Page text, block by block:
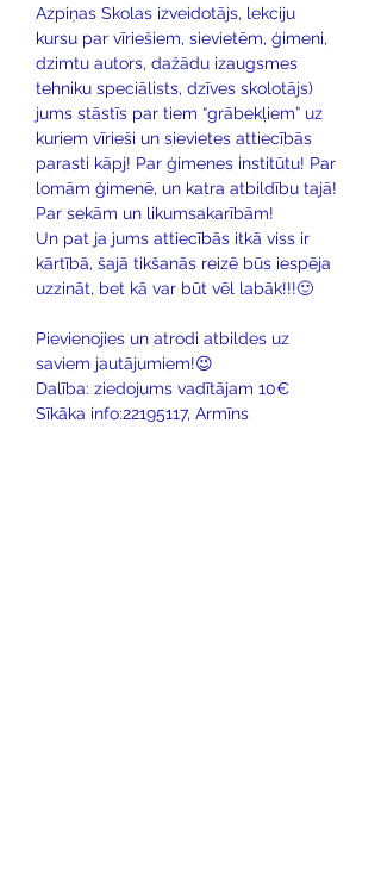
Azpiņas Skolas izveidotājs, lekciju
kursu par vīriešiem, sievietēm, ģimeni,
dzimtu autors, dažādu izaugsmes
tehniku speciālists, dzīves skolotājs)
jums stāstīs par tiem “grābekļiem” uz
kuriem vīrieši un sievietes attiecībās
parasti kāpj! Par ģimenes institūtu! Par
lomām ģimenē, un katra atbildību tajā!
Par sekām un likumsakarībām!
Un pat ja jums attiecībās itkā viss ir
kārtībā, šajā tikšanās reizē būs iespēja
uzzināt, bet kā var būt vēl labāk!!!🙂
Pievienojies un atrodi atbildes uz
saviem jautājumiem!😉
Dalība: ziedojums vadītājam 10€
Sīkāka info:22195117, Armīns